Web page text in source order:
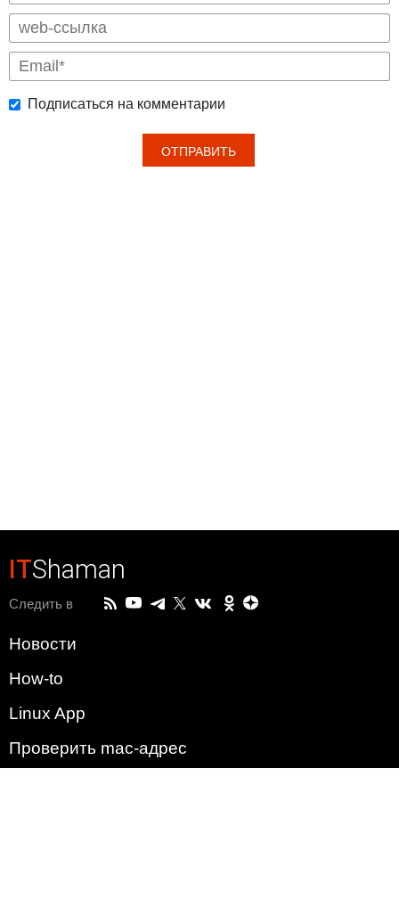
Подписаться на комментарии
ITShaman
Следить в
Новости
How-to
Linux App
Проверить mac-адрес